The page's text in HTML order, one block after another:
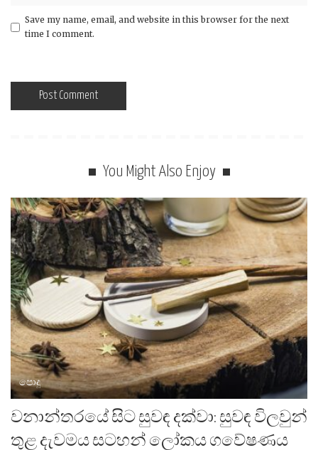
Save my name, email, and website in this browser for the next
time I comment.
You Might Also Enjoy
පොදු
වනාන්තරයේ සිට සුවඳ දක්වා: සුවඳ විලවුන්
තුළ දැවමය සටහන් ලෝකය ගවේෂණය